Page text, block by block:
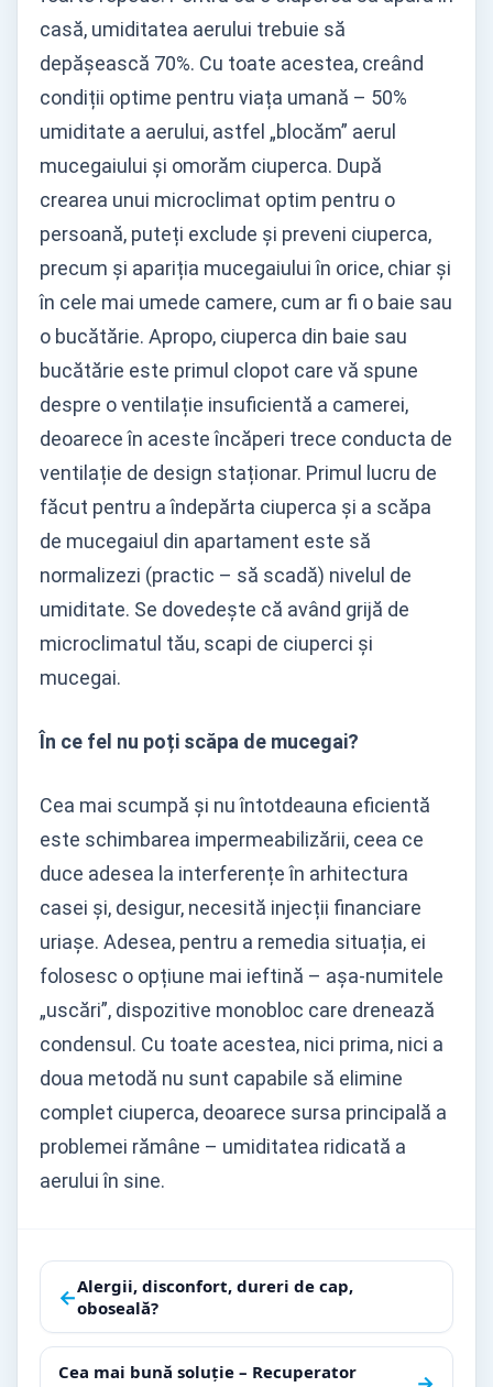
casă, umiditatea aerului trebuie să
depășească 70%. Cu toate acestea, creând
condiții optime pentru viața umană – 50%
umiditate a aerului, astfel „blocăm” aerul
mucegaiului și omorăm ciuperca. După
crearea unui microclimat optim pentru o
persoană, puteți exclude și preveni ciuperca,
precum și apariția mucegaiului în orice, chiar și
în cele mai umede camere, cum ar fi o baie sau
o bucătărie. Apropo, ciuperca din baie sau
bucătărie este primul clopot care vă spune
despre o ventilație insuficientă a camerei,
deoarece în aceste încăperi trece conducta de
ventilație de design staționar. Primul lucru de
făcut pentru a îndepărta ciuperca și a scăpa
de mucegaiul din apartament este să
normalizezi (practic – să scadă) nivelul de
umiditate. Se dovedește că având grijă de
microclimatul tău, scapi de ciuperci și
mucegai.
În ce fel nu poți scăpa de mucegai?
Cea mai scumpă și nu întotdeauna eficientă
este schimbarea impermeabilizării, ceea ce
duce adesea la interferențe în arhitectura
casei și, desigur, necesită injecții financiare
uriașe. Adesea, pentru a remedia situația, ei
folosesc o opțiune mai ieftină – așa-numitele
„uscări”, dispozitive monobloc care drenează
condensul. Cu toate acestea, nici prima, nici a
doua metodă nu sunt capabile să elimine
complet ciuperca, deoarece sursa principală a
problemei rămâne – umiditatea ridicată a
aerului în sine.
Navigare
în
articole
←Alergii, disconfort, dureri de cap,
oboseală?
Cea mai bună soluție – Recuperator